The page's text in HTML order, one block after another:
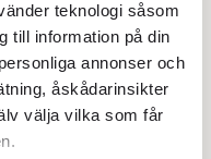
teknologi såsom
till information på din
annonser och
åskådarinsikter
välja vilka som får